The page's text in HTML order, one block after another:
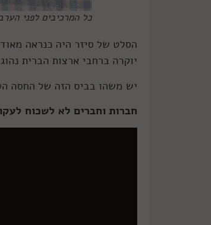
כל המרכיבים לפני
הסלט של סיזר היה כנראה
יוקרה ברחבי ארצות הברית
יש משהו בביס הזה של החסה
חברות וחברים לא לשכוח